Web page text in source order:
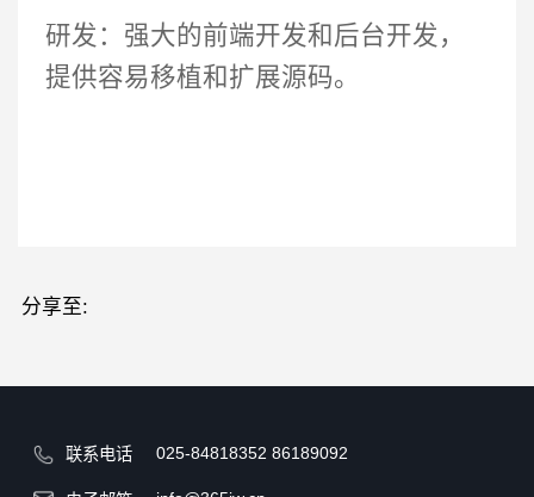
研发：强大的前端开发和后台开发，
提供容易移植和扩展源码。
分享至:
联系电话 025-84818352 86189092